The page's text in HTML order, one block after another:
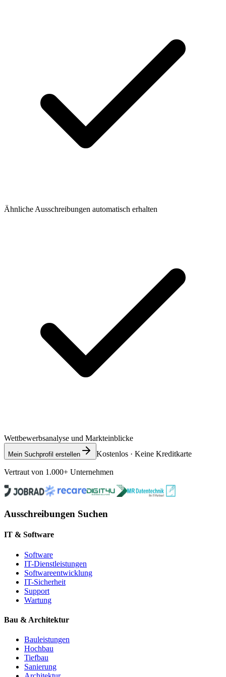
Ähnliche Ausschreibungen automatisch erhalten
Wettbewerbsanalyse und Markteinblicke
Mein Suchprofil erstellen Kostenlos · Keine Kreditkarte
Vertraut von 1.000+ Unternehmen
Ausschreibungen Suchen
IT & Software
Software
IT-Dienstleistungen
Softwareentwicklung
IT-Sicherheit
Support
Wartung
Bau & Architektur
Bauleistungen
Hochbau
Tiefbau
Sanierung